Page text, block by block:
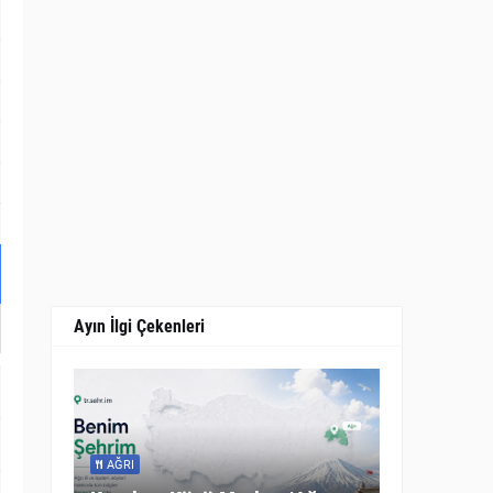
Ayın İlgi Çekenleri
AĞRI